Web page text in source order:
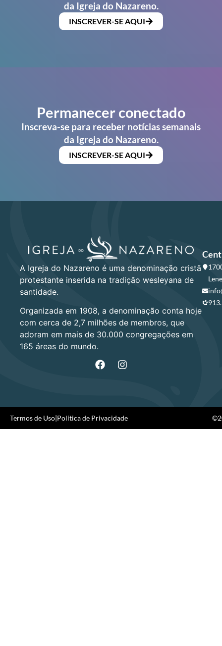
da Igreja do Nazareno.
INSCREVER-SE AQUI
Permanecer conectado
Inscreva-se para receber notícias semanais
da Igreja do Nazareno.
INSCREVER-SE AQUI
A Igreja do Nazareno é uma denominação cristã
protestante inserida na tradição wesleyana de
santidade.
Organizada em 1908, a denominação conta hoje
com cerca de 2,7 milhões de membros, que
adoram em mais de 30.000 congregações em
165 áreas do mundo.
Termos de Uso|Política de Privacidade